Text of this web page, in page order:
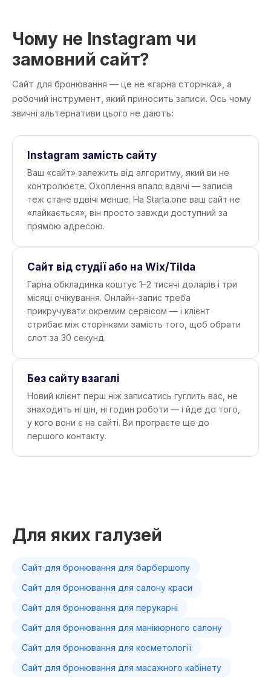
Чому не Instagram чи
замовний сайт?
Сайт для бронювання — це не «гарна сторінка», а
робочий інструмент, який приносить записи. Ось чому
звичні альтернативи цього не дають:
Instagram замість сайту
Ваш «сайт» залежить від алгоритму, який ви не
контролюєте. Охоплення впало вдвічі — записів
теж стане вдвічі менше. На Starta.one ваш сайт не
«лайкається», він просто завжди доступний за
прямою адресою.
Сайт від студії або на Wix/Tilda
Гарна обкладинка коштує 1–2 тисячі доларів і три
місяці очікування. Онлайн-запис треба
прикручувати окремим сервісом — і клієнт
стрибає між сторінками замість того, щоб обрати
слот за 30 секунд.
Без сайту взагалі
Новий клієнт перш ніж записатись гуглить вас, не
знаходить ні цін, ні годин роботи — і йде до того,
у кого вони є на сайті. Ви програєте ще до
першого контакту.
Для яких галузей
Сайт для бронювання для барбершопу
Сайт для бронювання для салону краси
Сайт для бронювання для перукарні
Сайт для бронювання для манікюрного салону
Сайт для бронювання для косметології
Сайт для бронювання для масажного кабінету